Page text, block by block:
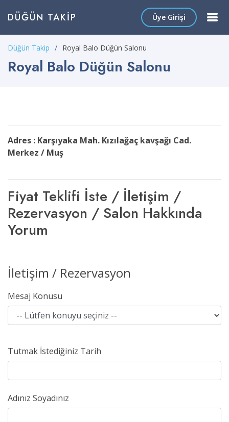
DÜĞÜN TAKIP Üye Girişi
Düğün Takip Royal Balo Düğün Salonu
Royal Balo Düğün Salonu
Adres : Karşıyaka Mah. Kızılağaç kavşağı Cad.
Merkez / Muş
Fiyat Teklifi İste / İletişim /
Rezervasyon / Salon Hakkında
Yorum
İletişim / Rezervasyon
Mesaj Konusu
Tutmak İstediğiniz Tarih
Adınız Soyadınız